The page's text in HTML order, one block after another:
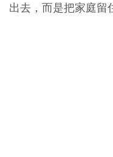
出去，而是把家庭留